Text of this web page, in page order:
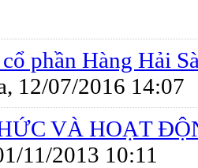
phần Hàng Hải
12/07/2016 14:07
VÀ HOẠT
11/2013 10:11